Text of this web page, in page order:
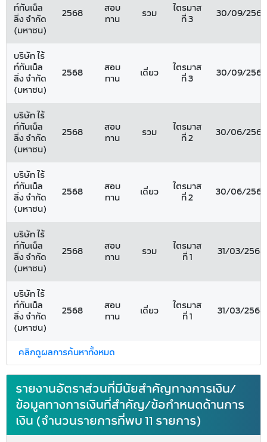
ท์ทันเน็ล
ลิ่ง จำกัด
(มหาชน)
2568
สอบ
ทาน
รวม
ไตรมาส
ที่ 3
30/09/2568
บริษัท ไร้
ท์ทันเน็ล
ลิ่ง จำกัด
(มหาชน)
2568
สอบ
ทาน
เดี่ยว
ไตรมาส
ที่ 3
30/09/2568
บริษัท ไร้
ท์ทันเน็ล
ลิ่ง จำกัด
(มหาชน)
2568
สอบ
ทาน
รวม
ไตรมาส
ที่ 2
30/06/2568
บริษัท ไร้
ท์ทันเน็ล
ลิ่ง จำกัด
(มหาชน)
2568
สอบ
ทาน
เดี่ยว
ไตรมาส
ที่ 2
30/06/2568
บริษัท ไร้
ท์ทันเน็ล
ลิ่ง จำกัด
(มหาชน)
2568
สอบ
ทาน
รวม
ไตรมาส
ที่ 1
31/03/2568
บริษัท ไร้
ท์ทันเน็ล
ลิ่ง จำกัด
(มหาชน)
2568
สอบ
ทาน
เดี่ยว
ไตรมาส
ที่ 1
31/03/2568
คลิกดูผลการค้นหาทั้งหมด
รายงานอัตราส่วนที่มีนัยสำคัญทางการเงิน/
ข้อมูลทางการเงินที่สำคัญ/ข้อกำหนดด้านการ
เงิน (จำนวนรายการที่พบ 11 รายการ)